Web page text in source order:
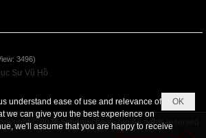
3496)
Sư Vũ Hồ
© 2026tiengnoichanly.orgAll rights reserved
OK
understand ease of use and relevance of
we can give you the best experience on
we'll assume that you are happy to receive